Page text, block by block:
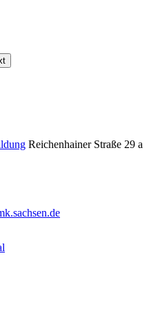
Reichenhainer Straße 29 a